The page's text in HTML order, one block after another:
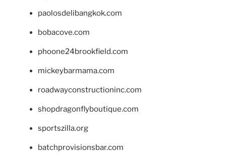
paolosdelibangkok.com
bobacove.com
phoone24brookfield.com
mickeybarmama.com
roadwayconstructioninc.com
shopdragonflyboutique.com
sportszilla.org
batchprovisionsbar.com